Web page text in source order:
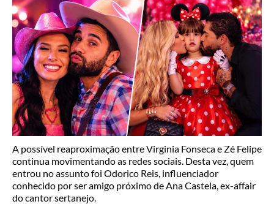
A possível reaproximação entre Virginia Fonseca e Zé Felipe
continua movimentando as redes sociais. Desta vez, quem
entrou no assunto foi Odorico Reis, influenciador
conhecido por ser amigo próximo de Ana Castela, ex-affair
do cantor sertanejo.